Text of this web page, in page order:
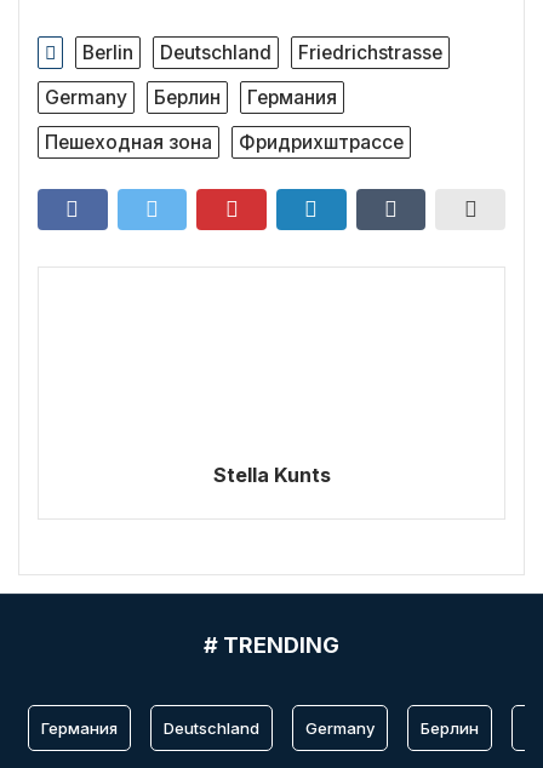
Berlin Deutschland
Friedrichstrasse
Germany
Берлин
Германия
Пешеходная зона
Фридрихштрассе
Stella Kunts
# TRENDING
Германия Deutschland Germany Берлин